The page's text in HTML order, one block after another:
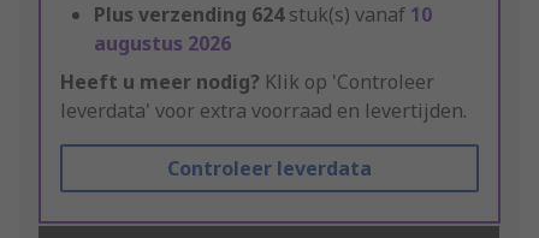
Plus verzending 624stuk(s) vanaf 10
augustus 2026
Heeft u meer nodig? Klik op 'Controleer
leverdata' voor extra voorraad en levertijden.
Controleer leverdata